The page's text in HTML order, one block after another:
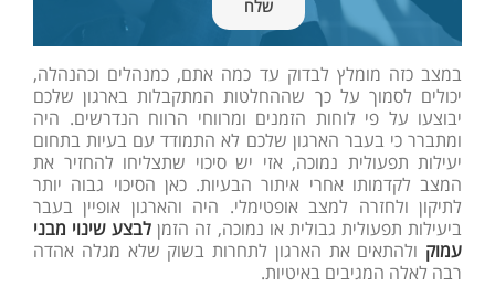
במצב כזה מומלץ לבדוק עד כמה אתם, כמנהלים וכהנהלה,
יכולים לסמוך על כך שההחלטות המתקבלות בארגון שלכם
יבוצעו על פי לוחות הזמנים ומרווחי הרווח הנדרשים. היה
ומתברר כי בעבר הארגון שלכם לא התמודד עם בעיות בתחום
יעילות תפעולית נמוכה, אזי יש סיכוי שתצליחו להחזיר את
המצב לקדמותו אחרי איתור הבעיות. כאן הסיכוי גבוה יותר
לתיקון ולחזרה למצב אופטימלי. היה והארגון אופיין בעבר
ביעילות תפעולית גבולית או נמוכה, זה הזמן לבצע שינוי מבני
עמוק ולהתאים את הארגון לתחרות בשוק שלא מגלה אהדה
רבה לאלה המגיבים באיטיות.